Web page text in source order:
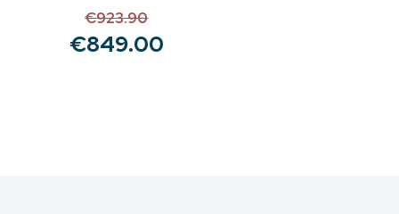
€923.90Il
prezzo
€849.00Il